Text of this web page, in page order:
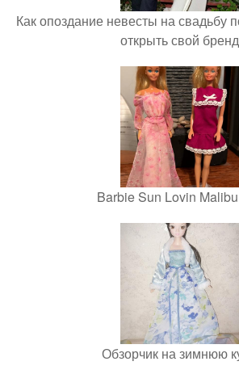
Как опоздание невесты на свадьбу
открыть свой
Barbie Sun Lovin
Обзорчик на зимнюю